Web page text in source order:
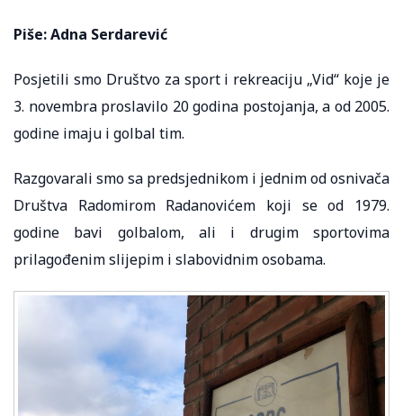
Piše: Adna Serdarević
Posjetili smo Društvo za sport i rekreaciju „Vid“ koje je
3. novembra proslavilo 20 godina postojanja, a od 2005.
godine imaju i golbal tim.
Razgovarali smo sa predsjednikom i jednim od osnivača
Društva Radomirom Radanovićem koji se od 1979.
godine bavi golbalom, ali i drugim sportovima
prilagođenim slijepim i slabovidnim osobama.